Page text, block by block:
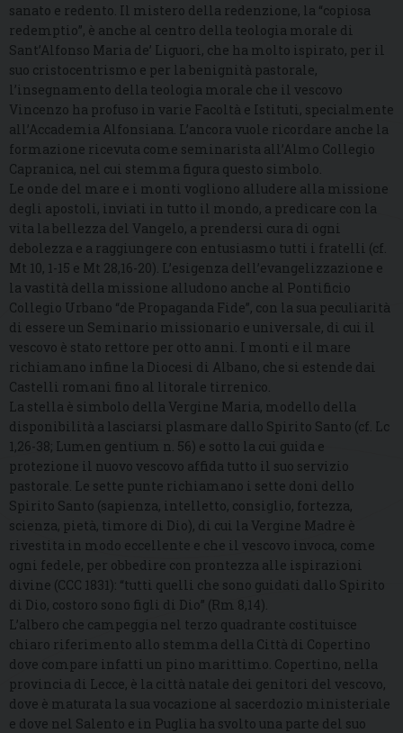
sanato e redento. Il mistero della redenzione, la “copiosa
redemptio”, è anche al centro della teologia morale di
Sant’Alfonso Maria de’ Liguori, che ha molto ispirato, per il
suo cristocentrismo e per la benignità pastorale,
l’insegnamento della teologia morale che il vescovo
Vincenzo ha profuso in varie Facoltà e Istituti, specialmente
all’Accademia Alfonsiana. L’ancora vuole ricordare anche la
formazione ricevuta come seminarista all’Almo Collegio
Capranica, nel cui stemma figura questo simbolo.
Le onde del mare e i monti vogliono alludere alla missione
degli apostoli, inviati in tutto il mondo, a predicare con la
vita la bellezza del Vangelo, a prendersi cura di ogni
debolezza e a raggiungere con entusiasmo tutti i fratelli (cf.
Mt 10, 1-15 e Mt 28,16-20). L’esigenza dell’evangelizzazione e
la vastità della missione alludono anche al Pontificio
Collegio Urbano “de Propaganda Fide”, con la sua peculiarità
di essere un Seminario missionario e universale, di cui il
vescovo è stato rettore per otto anni. I monti e il mare
richiamano infine la Diocesi di Albano, che si estende dai
Castelli romani fino al litorale tirrenico.
La stella è simbolo della Vergine Maria, modello della
disponibilità a lasciarsi plasmare dallo Spirito Santo (cf. Lc
1,26-38; Lumen gentium n. 56) e sotto la cui guida e
protezione il nuovo vescovo affida tutto il suo servizio
pastorale. Le sette punte richiamano i sette doni dello
Spirito Santo (sapienza, intelletto, consiglio, fortezza,
scienza, pietà, timore di Dio), di cui la Vergine Madre è
rivestita in modo eccellente e che il vescovo invoca, come
ogni fedele, per obbedire con prontezza alle ispirazioni
divine (CCC 1831): “tutti quelli che sono guidati dallo Spirito
di Dio, costoro sono figli di Dio” (Rm 8,14).
L’albero che campeggia nel terzo quadrante costituisce
chiaro riferimento allo stemma della Città di Copertino
dove compare infatti un pino marittimo. Copertino, nella
provincia di Lecce, è la città natale dei genitori del vescovo,
dove è maturata la sua vocazione al sacerdozio ministeriale
e dove nel Salento e in Puglia ha svolto una parte del suo